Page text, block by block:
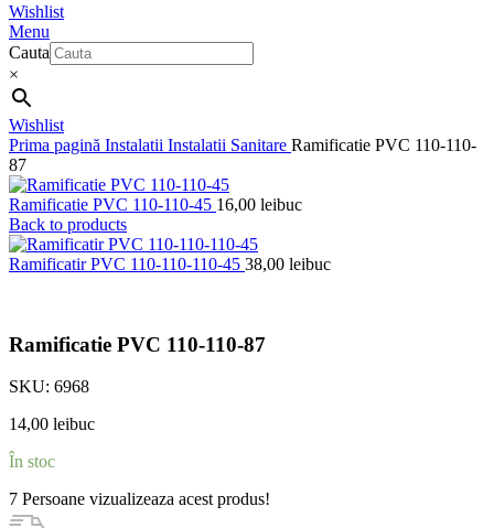
Wishlist
Menu
Cauta
×
Wishlist
Prima pagină Instalatii Instalatii Sanitare Ramificatie PVC 110-110-
87
Ramificatie PVC 110-110-45 16,00 leibuc
Back to products
Ramificatir PVC 110-110-110-45 38,00 leibuc
Ramificatie PVC 110-110-87
SKU: 6968
14,00 leibuc
În stoc
7 Persoane vizualizeaza acest produs!